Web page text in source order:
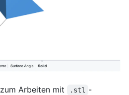
Arbeiten mit .stl
-